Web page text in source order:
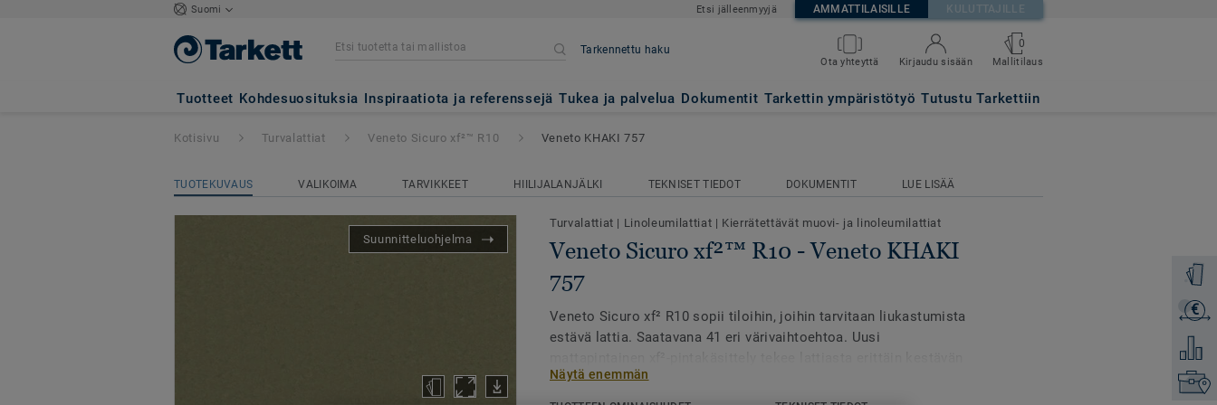
Suomi Etsi jälleenmyyjä AMMATTILAISILLE KULUTTAJILLE
Tarkennettu haku
Ota yhteyttä Kirjaudu sisään
0
Mallitilaus
Tuotteet Kohdesuosituksia Inspiraatiota ja referenssejä Tukea ja palvelua Dokumentit Tarkettin ympäristötyö Tutustu Tarkettiin
Veneto Sicuro xf²™ R10 - Veneto KHAKI 757
Tilaa
€
Lisää
Etsi
Kotisivu Turvalattiat Veneto Sicuro xf²™ R10 Veneto KHAKI 757
TUOTEKUVAUS VALIKOIMA TARVIKKEET HIILIJALANJÄLKI TEKNISET TIEDOT DOKUMENTIT LUE LISÄÄ
Suunnitteluohjelma
Turvalattiat | Linoleumilattiat | Kierrätettävät muovi- ja linoleumilattiat
Veneto Sicuro xf²™ R10 - Veneto KHAKI
757
Veneto Sicuro xf² R10 sopii tiloihin, joihin tarvitaan liukastumista
estävä lattia. Saatavana 41 eri värivaihtoehtoa. Uusi
ja helppohoitoisen, eikä vahaa tai hoitoaineita tarvita.
Näytä enemmän